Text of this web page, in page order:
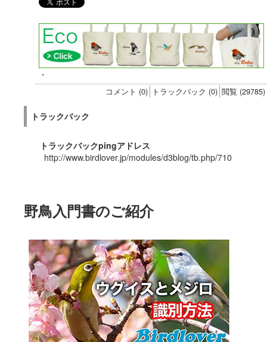
・
コメント (0) トラックバック (0) 閲覧 (29785)
トラックバック
トラックバックpingアドレス
http://www.birdlover.jp/modules/d3blog/tb.php/710
野鳥入門書のご紹介